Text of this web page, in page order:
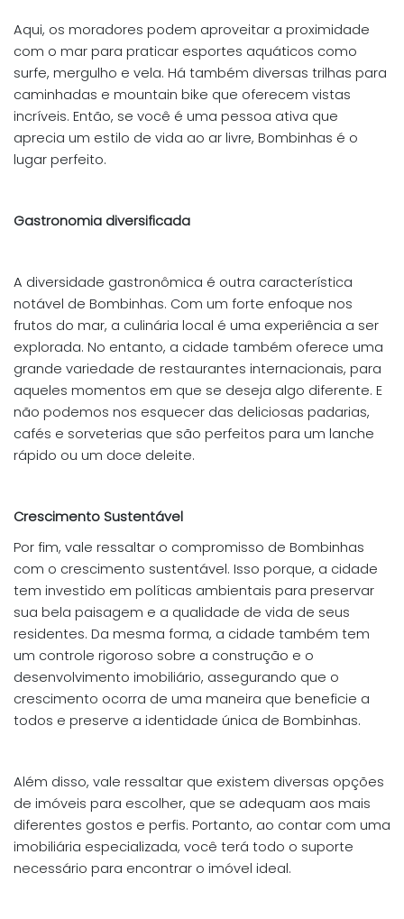
Aqui, os moradores podem aproveitar a proximidade
com o mar para praticar esportes aquáticos como
surfe, mergulho e vela. Há também diversas trilhas para
caminhadas e mountain bike que oferecem vistas
incríveis. Então, se você é uma pessoa ativa que
aprecia um estilo de vida ao ar livre, Bombinhas é o
lugar perfeito.
Gastronomia diversificada
A diversidade gastronômica é outra característica
notável de Bombinhas. Com um forte enfoque nos
frutos do mar, a culinária local é uma experiência a ser
explorada. No entanto, a cidade também oferece uma
grande variedade de restaurantes internacionais, para
aqueles momentos em que se deseja algo diferente. E
não podemos nos esquecer das deliciosas padarias,
cafés e sorveterias que são perfeitos para um lanche
rápido ou um doce deleite.
Crescimento Sustentável
Por fim, vale ressaltar o compromisso de Bombinhas
com o crescimento sustentável. Isso porque, a cidade
tem investido em políticas ambientais para preservar
sua bela paisagem e a qualidade de vida de seus
residentes. Da mesma forma, a cidade também tem
um controle rigoroso sobre a construção e o
desenvolvimento imobiliário, assegurando que o
crescimento ocorra de uma maneira que beneficie a
todos e preserve a identidade única de Bombinhas.
Além disso, vale ressaltar que existem diversas opções
de imóveis para escolher, que se adequam aos mais
diferentes gostos e perfis. Portanto, ao contar com uma
imobiliária especializada, você terá todo o suporte
necessário para encontrar o imóvel ideal.